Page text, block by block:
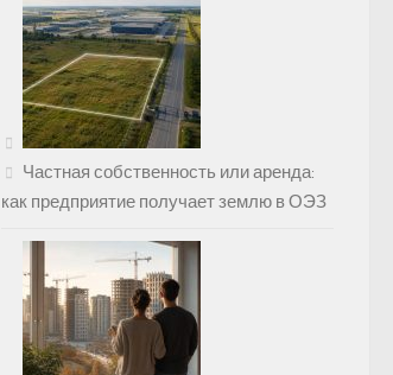
Частная собственность или аренда:
как предприятие получает землю в ОЭЗ